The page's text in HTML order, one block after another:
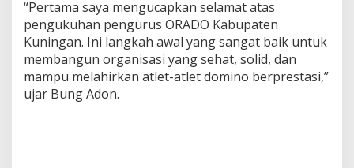
“Pertama saya mengucapkan selamat atas
pengukuhan pengurus ORADO Kabupaten
Kuningan. Ini langkah awal yang sangat baik untuk
membangun organisasi yang sehat, solid, dan
mampu melahirkan atlet-atlet domino berprestasi,”
ujar Bung Adon.